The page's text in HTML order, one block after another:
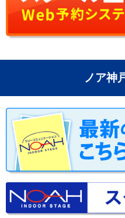
ノア神